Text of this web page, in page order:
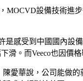
MOCVD設備技術進
是感受到中國國內設
滑。而Veeco也因價
愛華說，公司能做